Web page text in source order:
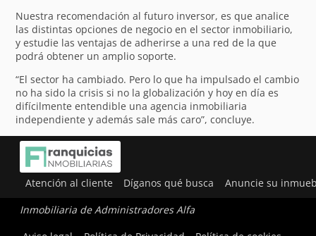
Nuestra recomendación al futuro inversor, es que analice
las distintas opciones de negocio en el sector inmobiliario,
y estudie las ventajas de adherirse a una red de la que
podrá obtener un amplio soporte.
“El sector ha cambiado. Pero lo que ha impulsado el cambio
no ha sido la crisis si no la globalización y hoy en día es
difícilmente entendible una agencia inmobiliaria
independiente y además sale más caro”, concluye.
Atención al cliente Díganos qué busca Anuncie su
Inmobiliaria de Administradores Alfa